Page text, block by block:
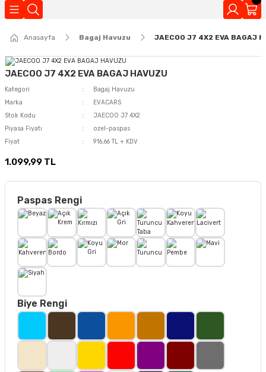
Anasayfa Bagaj Havuzu JAECOO J7 4X2 EVA BAGAJ
JAECOO J7 4X2 EVA BAGAJ HAVUZU
Kategori
Bagaj Havuzu
Marka
EVACARS
Stok Kodu
JAECOO J7 4X2
Piyasa Fiyatı
ozel-paspas
Fiyat
916,66 TL + KDV
1.099,99 TL
Paspas Rengi
Biye Rengi